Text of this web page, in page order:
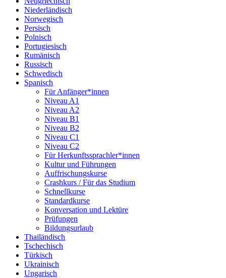
Niederländisch
Norwegisch
Persisch
Polnisch
Portugiesisch
Rumänisch
Russisch
Schwedisch
Spanisch
Für Anfänger*innen
Niveau A1
Niveau A2
Niveau B1
Niveau B2
Niveau C1
Niveau C2
Für Herkunftssprachler*innen
Kultur und Führungen
Auffrischungskurse
Crashkurs / Für das Studium
Schnellkurse
Standardkurse
Konversation und Lektüre
Prüfungen
Bildungsurlaub
Thailändisch
Tschechisch
Türkisch
Ukrainisch
Ungarisch